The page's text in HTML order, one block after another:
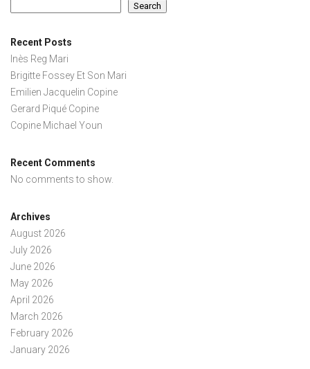
Search
Recent Posts
Inès Reg Mari
Brigitte Fossey Et Son Mari
Emilien Jacquelin Copine
Gerard Piqué Copine
Copine Michael Youn
Recent Comments
No comments to show.
Archives
August 2026
July 2026
June 2026
May 2026
April 2026
March 2026
February 2026
January 2026